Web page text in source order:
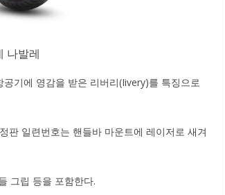
나발레
공기에 영감을 받은 리버리(Iivery)를 특징으로
판 일련번호는 핸들바 마운트에 레이저로 새겨
그립 등을 포함한다.